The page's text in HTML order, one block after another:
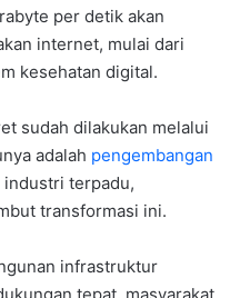
per detik akan
internet, mulai dari
kesehatan digital.
sudah dilakukan melalui
adalah pengembangan
industri terpadu,
transformasi ini.
infrastruktur